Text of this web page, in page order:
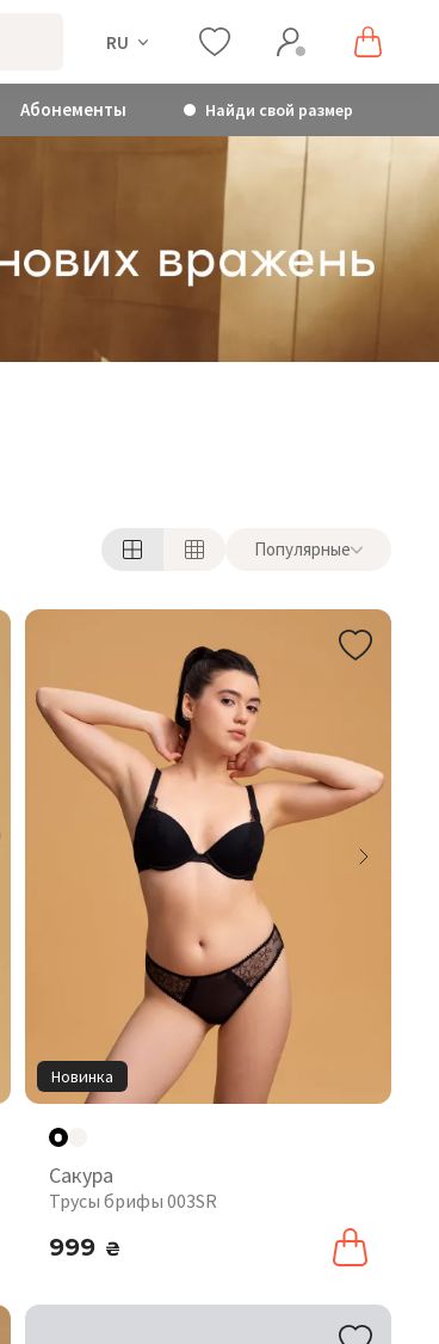
RU
Абонементы Найди свой размер
Популярные
Новинка
Сакура
Трусы брифы 003SR
999 ₴